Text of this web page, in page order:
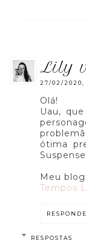
lily
27/02/2020,
Olá!
Uau,
ótima
Meu blog:
Tempos
RESPOSTAS